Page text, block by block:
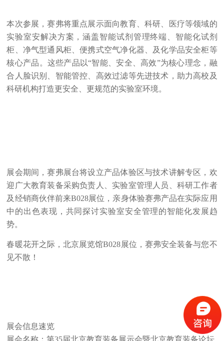
本次参展，赛弗将重点展示面向教育、科研、医疗等领域的
实验室安解决方案，涵盖智能试剂管理终端、智能化试剂
柜、净气型通风柜、便携式空气净化器、及化学品安全柜等
核心产品。这些产品以“智能、安全、高效”为核心理念，融
合人脸识别、智能管控、高效过滤等先进技术，助力高校及
科研机构打造更安全、更规范的实验室环境。
展会期间，赛弗展台将设立产品体验区与技术讲解专区，欢
迎广大教育装备采购负责人、实验室管理人员、科研工作者
及经销商伙伴前来B028展位，亲身体验赛弗产品在实际应用
中的出色表现，共同探讨实验室安全管理的智能化发展趋
势。
春暖花开之际，北京展览馆B028展位，赛弗安全装备与您不
见不散！
展会信息速览
展会名称：第35届北京教育装备展示会暨北京教育装备论坛